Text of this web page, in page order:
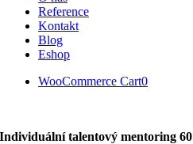
Reference
Kontakt
Blog
Eshop
WooCommerce Cart0
Individuální talentový mentoring 60